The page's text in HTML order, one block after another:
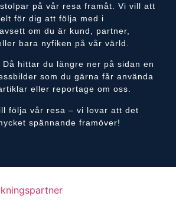
på vår resa framåt. Vi vill att
för dig att följa med i
om du är kund, partner,
bara nyfiken på vår värld.
hittar du längre ner på sidan en
som du gärna får använda
eller reportage om oss.
följa vår resa – vi lovar att det
spännande framöver!